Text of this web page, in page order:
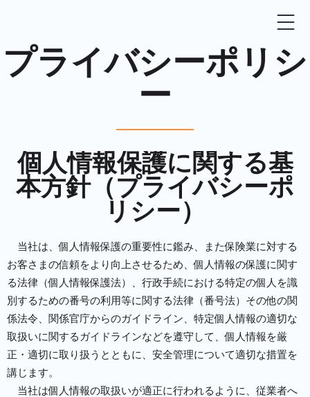
プライバシーポリシ
ー
個人情報保護に関する基
本方針（プライバシーポ
リシー）
当社は、個人情報保護の重要性に鑑み、また保険業に対する
お客さまの信頼をより向上させるため、個人情報の保護に関す
る法律（個人情報保護法）、行政手続における特定の個人を識
別するための番号の利用等に関する法律（番号法）その他の関
係法令、関係官庁からのガイドライン、特定個人情報の適切な
取扱いに関するガイドラインなどを遵守して、個人情報を厳
正・適切に取り扱うとともに、安全管理について適切な措置を
講じます。
当社は個人情報の取扱いが適正に行われるように、従業者へ